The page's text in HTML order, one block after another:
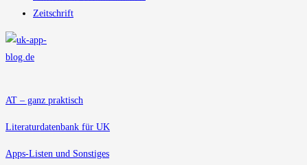
Zeitschrift
AT – ganz praktisch
Literaturdatenbank für UK
Apps-Listen und Sonstiges